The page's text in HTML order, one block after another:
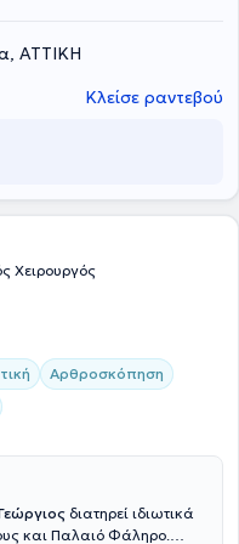
της ορθοπαιδικής -
αθλητικές κακώσεις και
ΑΤΤΙΚΗ
Κλείσε ραντεβού
Χειρουργός
Αρθροσκόπηση
διατηρεί ιδιωτικά
και Παλαιό Φάληρο.